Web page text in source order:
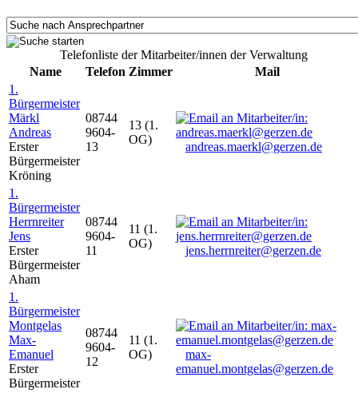
Telefonliste der Mitarbeiter/innen der Verwaltung
Name
Telefon Zimmer
Mail
1.
Bürgermeister
Märkl
Andreas
Erster
Bürgermeister
Kröning
08744
9604-
13
13 (1.
OG)
andreas.maerkl@gerzen.de
1.
Bürgermeister
Herrnreiter
Jens
Erster
Bürgermeister
Aham
08744
9604-
11
11 (1.
OG)
jens.herrnreiter@gerzen.de
1.
Bürgermeister
Montgelas
Max-
Emanuel
Erster
Bürgermeister
08744
9604-
12
11 (1.
OG)
max-
emanuel.montgelas@gerzen.de